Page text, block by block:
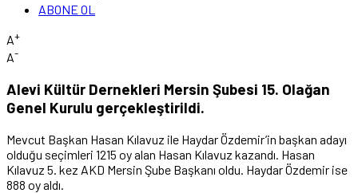
ABONE OL
A+
A-
Alevi Kültür Dernekleri Mersin Şubesi 15. Olağan
Genel Kurulu gerçekleştirildi.
Mevcut Başkan Hasan Kılavuz ile Haydar Özdemir’in başkan adayı
olduğu seçimleri 1215 oy alan Hasan Kılavuz kazandı. Hasan
Kılavuz 5. kez AKD Mersin Şube Başkanı oldu. Haydar Özdemir ise
888 oy aldı.